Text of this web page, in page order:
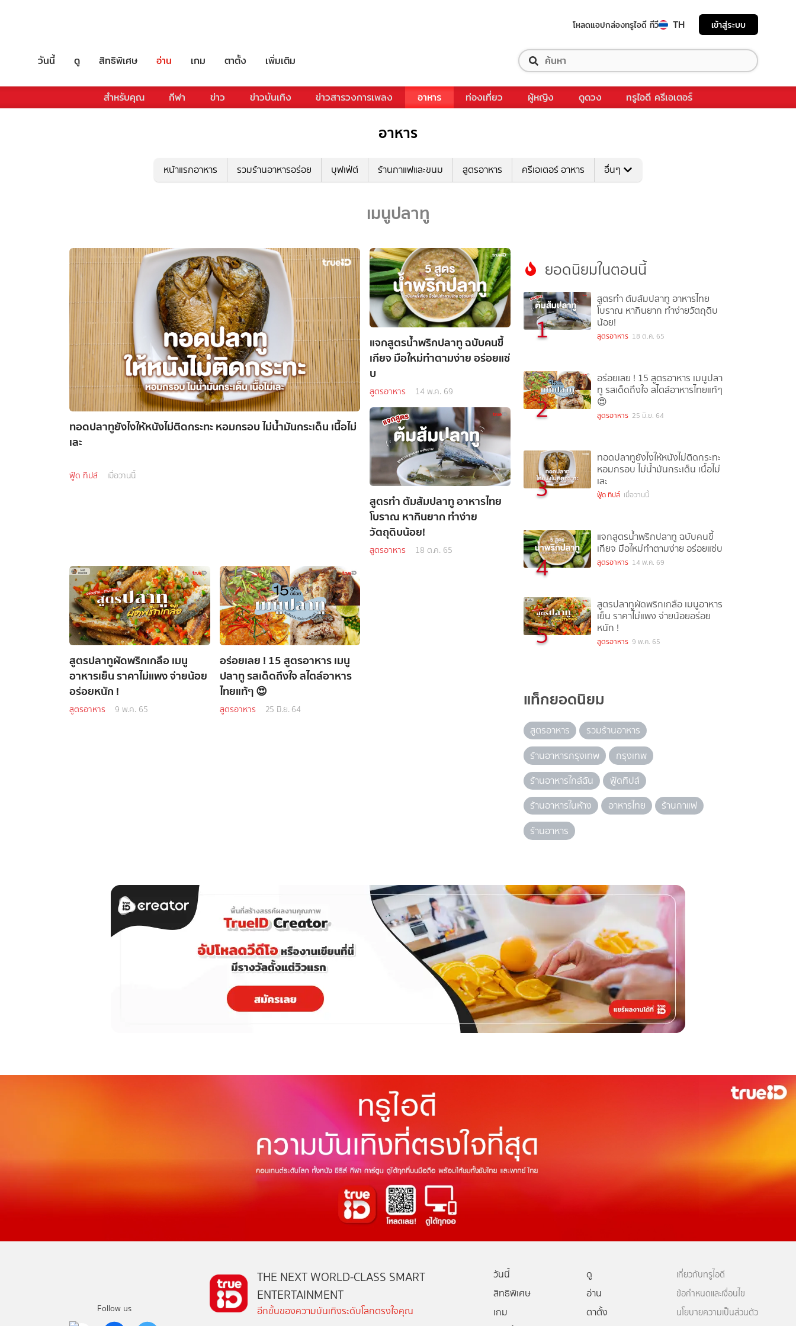
โหลดแอปกล่องทรูไอดี ทีวี TH เข้าสู่ระบบ
วันนี้ ดู สิทธิพิเศษ อ่าน เกม ตาตั้ง เพิ่มเติม
สำหรับคุณ กีฬา ข่าว ข่าวบันเทิง ข่าวสารวงการเพลง อาหาร ท่องเที่ยว ผู้หญิง ดูดวง ทรูไอดี ครีเอเตอร์
อาหาร
หน้าแรกอาหาร รวมร้านอาหารอร่อย บุฟเฟ่ต์ ร้านกาแฟและขนม สูตรอาหาร ครีเอเตอร์ อาหาร อื่นๆ
เมนูปลาทู
ทอดปลาทูยังไงให้หนังไม่ติดกระทะ หอมกรอบ ไม่น้ำมันกระเด็น เนื้อไม่
เละ
ฟู้ด ทิปส์ เมื่อวานนี้
แจกสูตรน้ำพริกปลาทู ฉบับคนขี้
เกียจ มือใหม่ทำตามง่าย อร่อยแซ่
บ
สูตรอาหาร 14 พ.ค. 69
สูตรทำ ต้มส้มปลาทู อาหารไทย
โบราณ หากินยาก ทำง่าย
วัตถุดิบน้อย!
สูตรอาหาร 18 ต.ค. 65
สูตรปลาทูผัดพริกเกลือ เมนู
อาหารเย็น ราคาไม่แพง จ่ายน้อย
อร่อยหนัก !
สูตรอาหาร 9 พ.ค. 65
อร่อยเลย ! 15 สูตรอาหาร เมนู
ปลาทู รสเด็ดถึงใจ สไตล์อาหาร
ไทยแท้ๆ 😍
สูตรอาหาร 25 มิ.ย. 64
ยอดนิยมในตอนนี้
1
สูตรทำ ต้มส้มปลาทู อาหารไทย
โบราณ หากินยาก ทำง่ายวัตถุดิบ
น้อย!
สูตรอาหาร 18 ต.ค. 65
2
อร่อยเลย ! 15 สูตรอาหาร เมนูปลา
ทู รสเด็ดถึงใจ สไตล์อาหารไทยแท้ๆ
😍
สูตรอาหาร 25 มิ.ย. 64
3
ทอดปลาทูยังไงให้หนังไม่ติดกระทะ
หอมกรอบ ไม่น้ำมันกระเด็น เนื้อไม่
เละ
ฟู้ด ทิปส์ เมื่อวานนี้
4
แจกสูตรน้ำพริกปลาทู ฉบับคนขี้
เกียจ มือใหม่ทำตามง่าย อร่อยแซ่บ
สูตรอาหาร 14 พ.ค. 69
5
สูตรปลาทูผัดพริกเกลือ เมนูอาหาร
เย็น ราคาไม่แพง จ่ายน้อยอร่อย
หนัก !
สูตรอาหาร 9 พ.ค. 65
แท็กยอดนิยม
สูตรอาหาร
รวมร้านอาหาร
ร้านอาหารกรุงเทพ
กรุงเทพ
ร้านอาหารใกล้ฉัน
ฟู้ดทิปส์
ร้านอาหารในห้าง
อาหารไทย
ร้านกาแฟ
ร้านอาหาร
Follow us
THE NEXT WORLD-CLASS SMART
ENTERTAINMENT
อีกขั้นของความบันเทิงระดับโลกตรงใจคุณ
วันนี้
ดู
สิทธิพิเศษ
อ่าน
เกม
ตาตั้ง
เกี่ยวกับทรูไอดี
ข้อกำหนดและเงื่อนไข
นโยบายความเป็นส่วนตัว